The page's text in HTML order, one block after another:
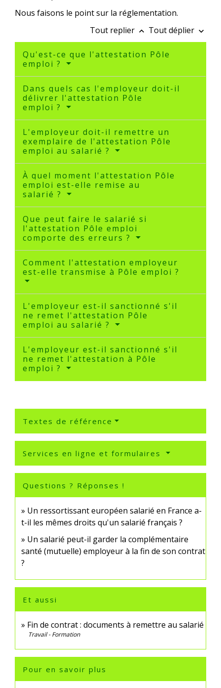
Nous faisons le point sur la réglementation.
Tout replier keyboard_arrow_up Tout déplier keyboard_arrow_down
Qu'est-ce que l'attestation Pôle
emploi ?
Dans quels cas l'employeur doit-il
délivrer l'attestation Pôle
emploi ?
L'employeur doit-il remettre un
exemplaire de l'attestation Pôle
emploi au salarié ?
À quel moment l'attestation Pôle
emploi est-elle remise au
salarié ?
Que peut faire le salarié si
l'attestation Pôle emploi
comporte des erreurs ?
Comment l'attestation employeur
est-elle transmise à Pôle emploi ?
L'employeur est-il sanctionné s'il
ne remet l'attestation Pôle
emploi au salarié ?
L'employeur est-il sanctionné s'il
ne remet l'attestation à Pôle
emploi ?
Textes de référence
Services en ligne et formulaires
Questions ? Réponses !
Un ressortissant européen salarié en France a-
t-il les mêmes droits qu'un salarié français ?
Un salarié peut-il garder la complémentaire
santé (mutuelle) employeur à la fin de son contrat
?
Et aussi
Fin de contrat : documents à remettre au salarié
Travail - Formation
Pour en savoir plus